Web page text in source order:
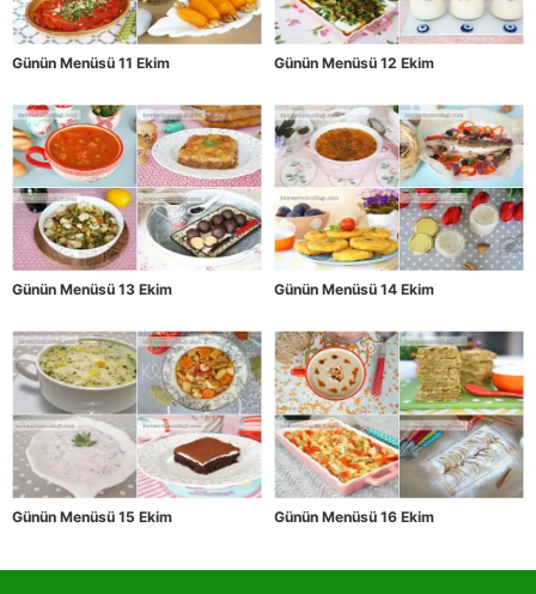
Günün Menüsü 11 Ekim Günün Menüsü 12 Ekim
Günün Menüsü 13 Ekim Günün Menüsü 14 Ekim
Günün Menüsü 15 Ekim Günün Menüsü 16 Ekim